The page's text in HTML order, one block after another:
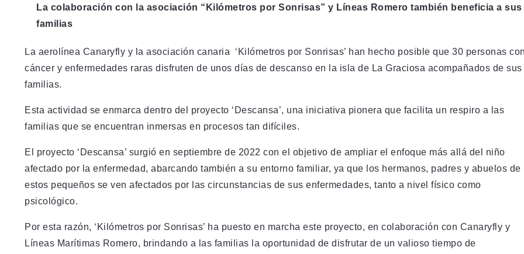
La colaboración con la asociación “Kilómetros por Sonrisas” y Líneas Romero también beneficia a sus
familias
La aerolínea Canaryfly y la asociación canaria ‘Kilómetros por Sonrisas’ han hecho posible que 30 personas
cáncer y enfermedades raras disfruten de unos días de descanso en la isla de La Graciosa acompañados de sus
familias.
Esta actividad se enmarca dentro del proyecto ‘Descansa’, una iniciativa pionera que facilita un respiro a las
familias que se encuentran inmersas en procesos tan difíciles.
El proyecto ‘Descansa’ surgió en septiembre de 2022 con el objetivo de ampliar el enfoque más allá del niño
afectado por la enfermedad, abarcando también a su entorno familiar, ya que los hermanos, padres y abuelos de
estos pequeños se ven afectados por las circunstancias de sus enfermedades, tanto a nivel físico como
psicológico.
Por esta razón, ‘Kilómetros por Sonrisas’ ha puesto en marcha este proyecto, en colaboración con Canaryfly y
Líneas Marítimas Romero, brindando a las familias la oportunidad de disfrutar de un valioso tiempo de